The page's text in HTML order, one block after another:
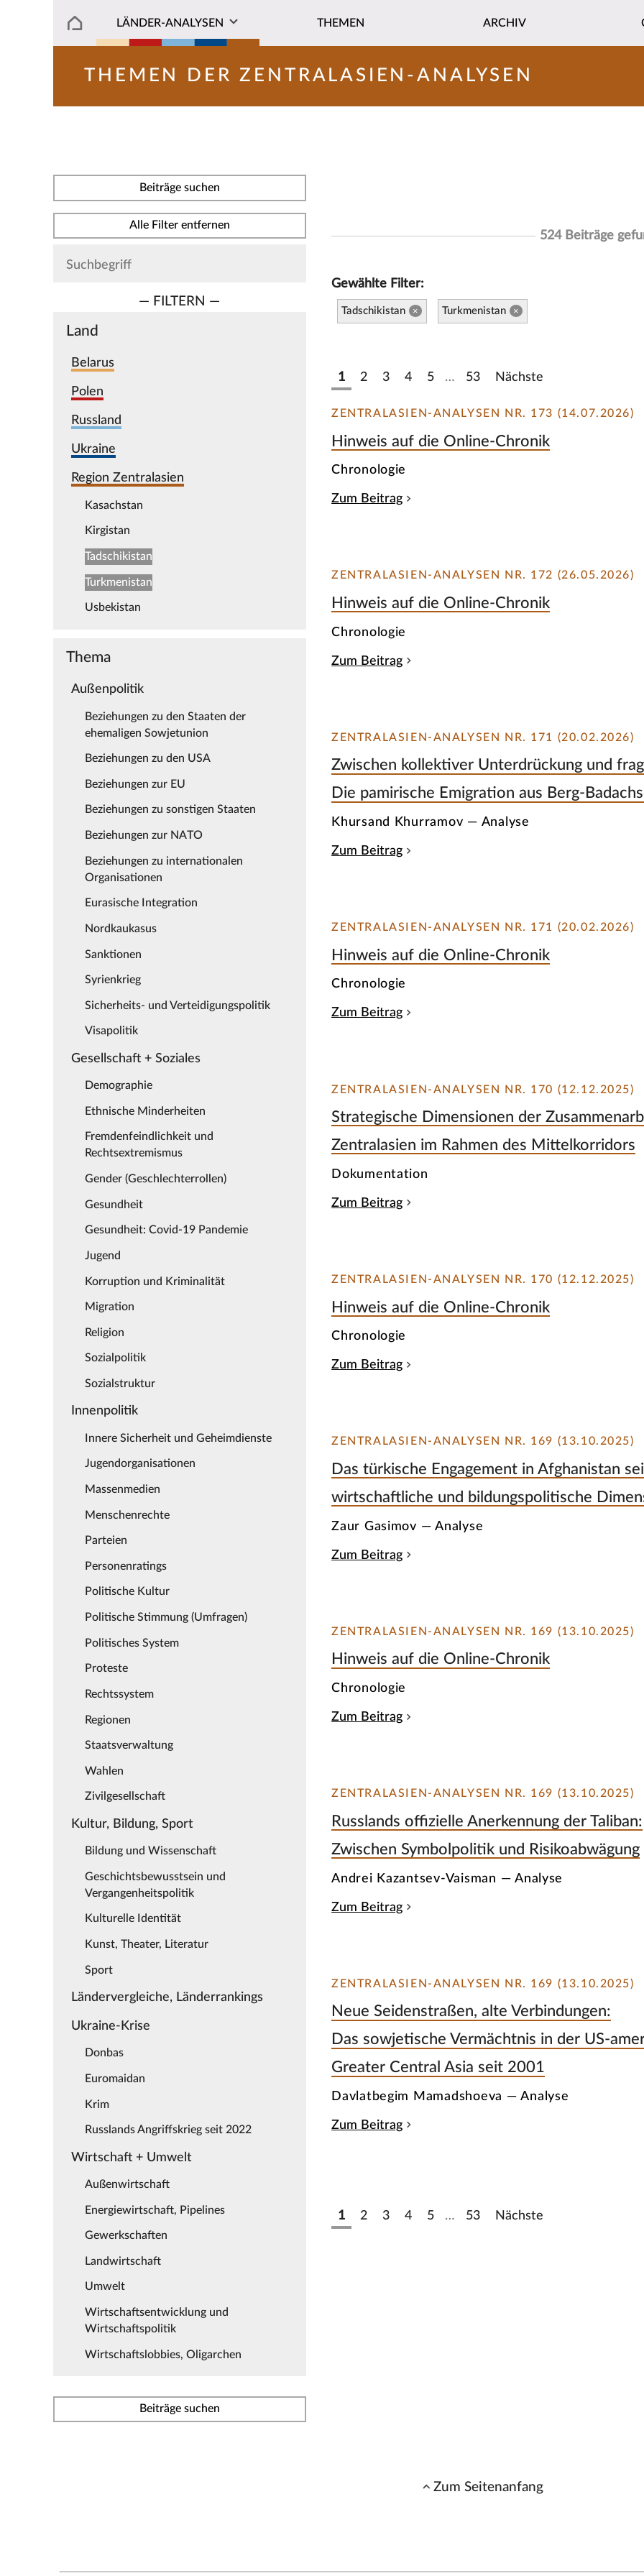
LÄNDER-ANALYSEN THEMEN ARCHIV
THEMEN DER ZENTRALASIEN-ANALYSEN
Beiträge suchen
Alle Filter entfernen
— FILTERN —
Land
Belarus
Polen
Russland
Ukraine
Region Zentralasien
Kasachstan
Kirgistan
Tadschikistan
Turkmenistan
Usbekistan
Thema
Außenpolitik
Beziehungen zu den Staaten der
ehemaligen Sowjetunion
Beziehungen zu den USA
Beziehungen zur EU
Beziehungen zu sonstigen Staaten
Beziehungen zur NATO
Beziehungen zu internationalen
Organisationen
Eurasische Integration
Nordkaukasus
Sanktionen
Syrienkrieg
Sicherheits- und Verteidigungspolitik
Visapolitik
Gesellschaft + Soziales
Demographie
Ethnische Minderheiten
Fremdenfeindlichkeit und
Rechtsextremismus
Gender (Geschlechterrollen)
Gesundheit
Gesundheit: Covid-19 Pandemie
Jugend
Korruption und Kriminalität
Migration
Religion
Sozialpolitik
Sozialstruktur
Innenpolitik
Innere Sicherheit und Geheimdienste
Jugendorganisationen
Massenmedien
Menschenrechte
Parteien
Personenratings
Politische Kultur
Politische Stimmung (Umfragen)
Politisches System
Proteste
Rechtssystem
Regionen
Staatsverwaltung
Wahlen
Zivilgesellschaft
Kultur, Bildung, Sport
Bildung und Wissenschaft
Geschichtsbewusstsein und
Vergangenheitspolitik
Kulturelle Identität
Kunst, Theater, Literatur
Sport
Ländervergleiche, Länderrankings
Ukraine-Krise
Donbas
Euromaidan
Krim
Russlands Angriffskrieg seit 2022
Wirtschaft + Umwelt
Außenwirtschaft
Energiewirtschaft, Pipelines
Gewerkschaften
Landwirtschaft
Umwelt
Wirtschaftsentwicklung und
Wirtschaftspolitik
Wirtschaftslobbies, Oligarchen
Beiträge suchen
524 Beiträge
Gewählte Filter:
Tadschikistan × Turkmenistan ×
1 2 3 4 5 … 53 Nächste
ZENTRALASIEN-ANALYSEN NR. 173 (14.07.2026)
Hinweis auf die Online-Chronik
Chronologie
Zum Beitrag
ZENTRALASIEN-ANALYSEN NR. 172 (26.05.2026)
Hinweis auf die Online-Chronik
Chronologie
Zum Beitrag
ZENTRALASIEN-ANALYSEN NR. 171 (20.02.2026)
Zwischen kollektiver Unterdrückung und
Die pamirische Emigration aus Berg-
Khursand Khurramov — Analyse
Zum Beitrag
ZENTRALASIEN-ANALYSEN NR. 171 (20.02.2026)
Hinweis auf die Online-Chronik
Chronologie
Zum Beitrag
ZENTRALASIEN-ANALYSEN NR. 170 (12.12.2025)
Strategische Dimensionen der
Zentralasien im Rahmen des Mittelkorridors
Dokumentation
Zum Beitrag
ZENTRALASIEN-ANALYSEN NR. 170 (12.12.2025)
Hinweis auf die Online-Chronik
Chronologie
Zum Beitrag
ZENTRALASIEN-ANALYSEN NR. 169 (13.10.2025)
Das türkische Engagement in Afghanistan
wirtschaftliche und bildungspolitische
Zaur Gasimov — Analyse
Zum Beitrag
ZENTRALASIEN-ANALYSEN NR. 169 (13.10.2025)
Hinweis auf die Online-Chronik
Chronologie
Zum Beitrag
ZENTRALASIEN-ANALYSEN NR. 169 (13.10.2025)
Russlands offizielle Anerkennung der Taliban:
Zwischen Symbolpolitik und Risikoabwägung
Andrei Kazantsev-Vaisman — Analyse
Zum Beitrag
ZENTRALASIEN-ANALYSEN NR. 169 (13.10.2025)
Neue Seidenstraßen, alte Verbindungen:
Das sowjetische Vermächtnis in der US-
Greater Central Asia seit 2001
Davlatbegim Mamadshoeva — Analyse
Zum Beitrag
1 2 3 4 5 … 53 Nächste
Zum Seitenanfang